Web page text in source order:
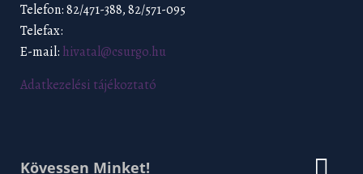
Telefon: 82/471-388, 82/571-095
Telefax:
E-mail: hivatal@csurgo.hu
Adatkezelési tájékoztató
Kövessen Minket!